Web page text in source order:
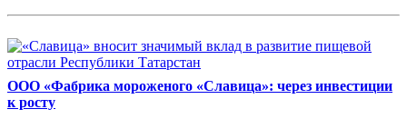
ООО «Фабрика мороженого «Славица»: через инвестиции
к росту